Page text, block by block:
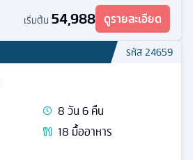
เริ่มต้น 54,988 ดูรายละเอียด
รหัส24659
8วัน6คืน
18 มื้ออาหาร